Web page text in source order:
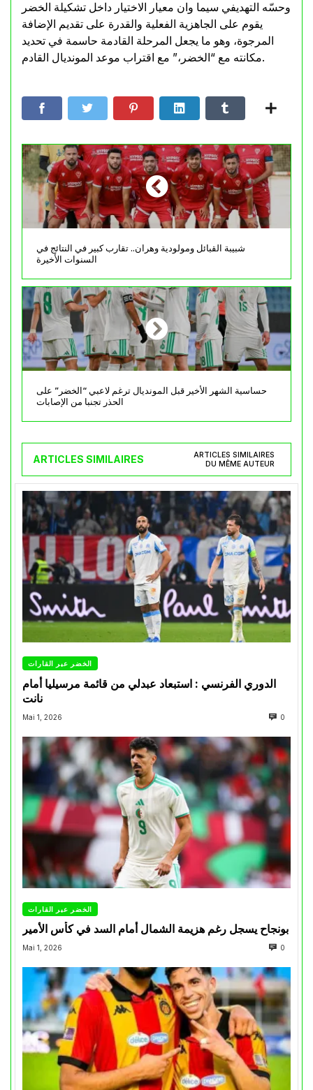
وحسّه التهديفي سيما وان معيار الاختيار داخل تشكيلة الخضر
يقوم على الجاهزية الفعلية والقدرة على تقديم الإضافة
المرجوة، وهو ما يجعل المرحلة القادمة حاسمة في تحديد
مكانته مع “الخضر،” مع اقتراب موعد المونديال القادم.
شبيبة القبائل ومولودية وهران.. تقارب كبير في النتائج في
السنوات الأخيرة
حساسية الشهر الأخير قبل المونديال ترغم لاعبي “الخضر” على
الحذر تجنبا من الإصابات
ARTICLES SIMILAIRES
ARTICLES SIMILAIRES
DU MÊME AUTEUR
الخضر عبر القارات
الدوري الفرنسي : استبعاد عبدلي من قائمة مرسيليا أمام
نانت
Mai 1, 2026 0
الخضر عبر القارات
بونجاح يسجل رغم هزيمة الشمال أمام السد في كأس الأمير
Mai 1, 2026 0